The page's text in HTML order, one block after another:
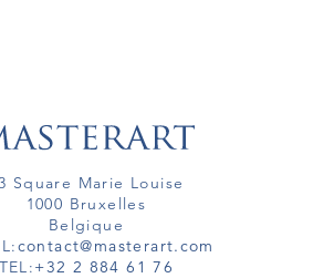
Square Marie Louise
1000 Bruxelles
Belgique
contact@masterart.com
TEL:+32 2 884 61 76